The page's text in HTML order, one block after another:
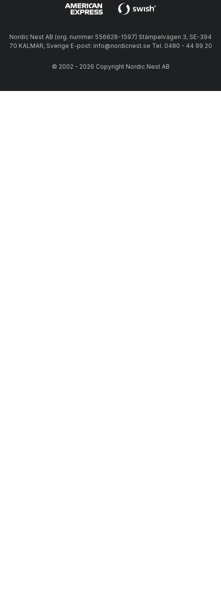
Nordic Nest AB (org. nummer 556628-1597) Stämpelvägen 3, SE-394
70 KALMAR, Sverige E-post: info@nordicnest.se Tel. 0480 - 44 99 20
© 2002 - 2026 Copyright Nordic Nest AB